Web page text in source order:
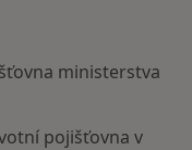
ministerstva
pojišťovna v